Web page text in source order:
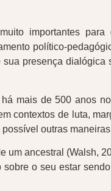
importantes
político-
presença
mais de 500 anos
contextos de luta,
outras
um ancestral (Walsh,
o seu estar